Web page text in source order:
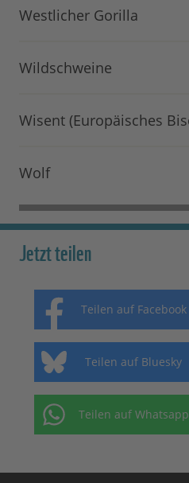
Westlicher Gorilla
Wildschweine
Wisent (Europäisches
Wolf
Jetzt teilen
Teilen auf Facebook
Teilen auf Bluesky
Teilen auf Whatsapp